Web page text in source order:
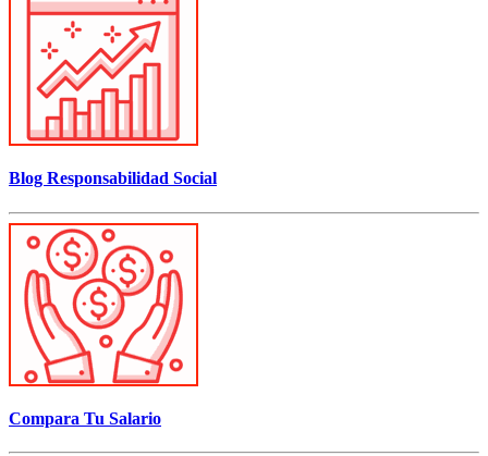
Blog Responsabilidad Social
Compara Tu Salario